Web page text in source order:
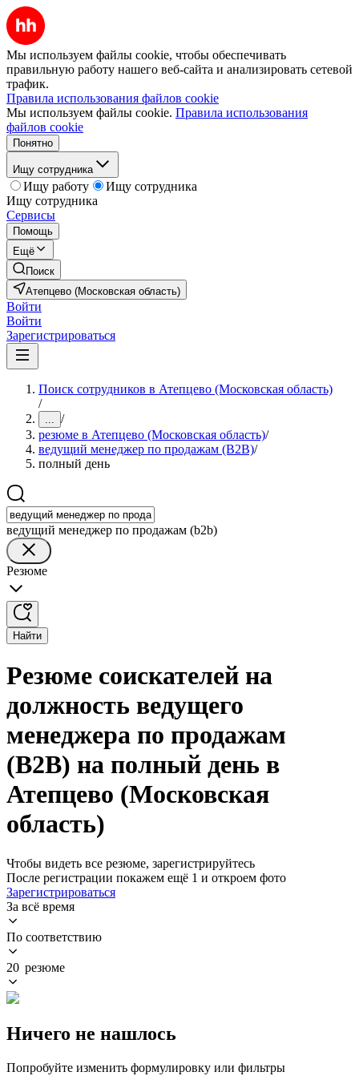
Мы используем файлы cookie, чтобы обеспечивать
правильную работу нашего веб-сайта и анализировать сетевой
трафик.
Правила использования файлов cookie
Мы используем файлы cookie. Правила использования
файлов cookie
Понятно
Ищу сотрудника
Ищу работу
Ищу сотрудника
Ищу сотрудника
Сервисы
Помощь
Ещё
Поиск
Атепцево (Московская область)
Войти
Войти
Зарегистрироваться
Поиск сотрудников в Атепцево (Московская область)
/
... /
резюме в Атепцево (Московская область)/
ведущий менеджер по продажам (B2B)/
полный день
ведущий менеджер по продажам (b2b)
Резюме
Найти
Резюме соискателей на
должность ведущего
менеджера по продажам
(B2B) на полный день в
Атепцево (Московская
область)
Чтобы видеть все резюме, зарегистрируйтесь
После регистрации покажем ещё 1 и откроем фото
Зарегистрироваться
За всё время
По соответствию
20 резюме
Ничего не нашлось
Попробуйте изменить формулировку или фильтры